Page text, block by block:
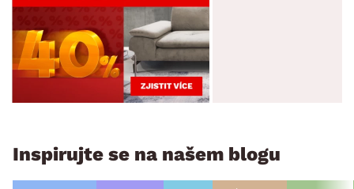
Inspirujte se na našem blogu